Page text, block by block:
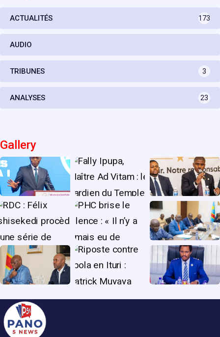
ACTUALITÉS 173
AUDIO
TRIBUNES 3
ANALYSES 23
Gallery